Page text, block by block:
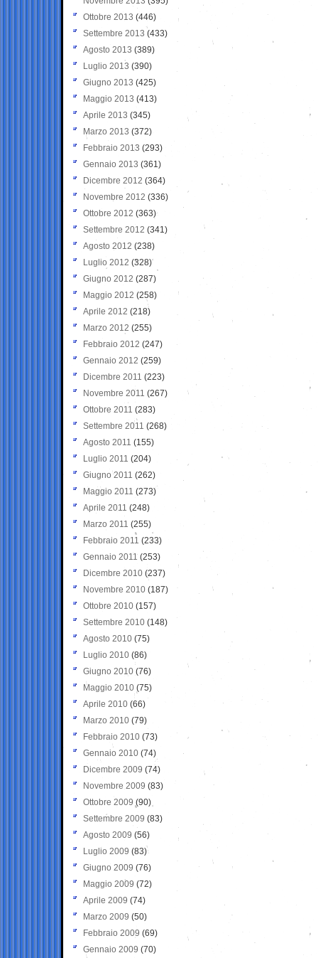
Ottobre 2013 (446)
Settembre 2013 (433)
Agosto 2013 (389)
Luglio 2013 (390)
Giugno 2013 (425)
Maggio 2013 (413)
Aprile 2013 (345)
Marzo 2013 (372)
Febbraio 2013 (293)
Gennaio 2013 (361)
Dicembre 2012 (364)
Novembre 2012 (336)
Ottobre 2012 (363)
Settembre 2012 (341)
Agosto 2012 (238)
Luglio 2012 (328)
Giugno 2012 (287)
Maggio 2012 (258)
Aprile 2012 (218)
Marzo 2012 (255)
Febbraio 2012 (247)
Gennaio 2012 (259)
Dicembre 2011 (223)
Novembre 2011 (267)
Ottobre 2011 (283)
Settembre 2011 (268)
Agosto 2011 (155)
Luglio 2011 (204)
Giugno 2011 (262)
Maggio 2011 (273)
Aprile 2011 (248)
Marzo 2011 (255)
Febbraio 2011 (233)
Gennaio 2011 (253)
Dicembre 2010 (237)
Novembre 2010 (187)
Ottobre 2010 (157)
Settembre 2010 (148)
Agosto 2010 (75)
Luglio 2010 (86)
Giugno 2010 (76)
Maggio 2010 (75)
Aprile 2010 (66)
Marzo 2010 (79)
Febbraio 2010 (73)
Gennaio 2010 (74)
Dicembre 2009 (74)
Novembre 2009 (83)
Ottobre 2009 (90)
Settembre 2009 (83)
Agosto 2009 (56)
Luglio 2009 (83)
Giugno 2009 (76)
Maggio 2009 (72)
Aprile 2009 (74)
Marzo 2009 (50)
Febbraio 2009 (69)
Gennaio 2009 (70)